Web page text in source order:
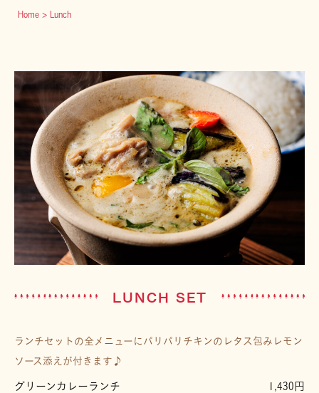
Home > Lunch
LUNCH SET
ランチセットの全メニューにパリパリチキンのレタス包みレモン
ソース添えが付きます♪
グリーンカレーランチ 1,430円